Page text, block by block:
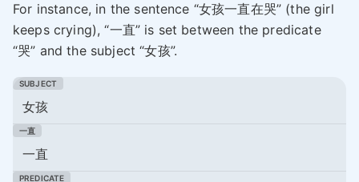
For instance, in the sentence “女孩一直在哭” (the girl
keeps crying), “一直” is set between the predicate
“哭” and the subject “女孩”.
女孩
一直